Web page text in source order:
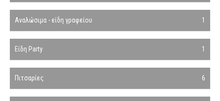
Αναλώσιμα - είδη γραφείου 1
Είδη Party 1
Πιτσαρίες 6